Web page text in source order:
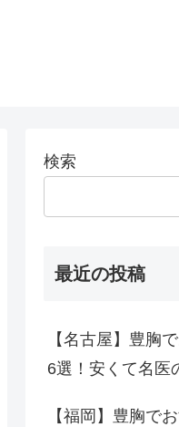
検索
最近の投稿
【名古屋】豊胸
6選！安くて名医
【福岡】豊胸で